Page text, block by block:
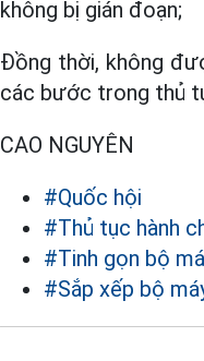
không bị gián đoạn;
Đồng thời, không
các bước trong thủ
CAO NGUYÊN
#Quốc hội
#Thủ tục hành
#Tinh gọn bộ
#Sắp xếp bộ